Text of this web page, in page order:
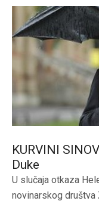
KURVINI
Duke
U slučaja otkaza
novinarskog društva